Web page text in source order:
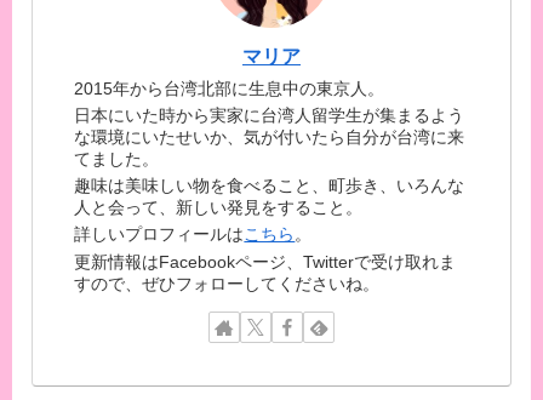
マリア
2015年から台湾北部に生息中の東京人。
日本にいた時から実家に台湾人留学生が集まるよう
な環境にいたせいか、気が付いたら自分が台湾に来
てました。
趣味は美味しい物を食べること、町歩き、いろんな
人と会って、新しい発見をすること。
詳しいプロフィールはこちら。
更新情報はFacebookページ、Twitterで受け取れま
すので、ぜひフォローしてくださいね。